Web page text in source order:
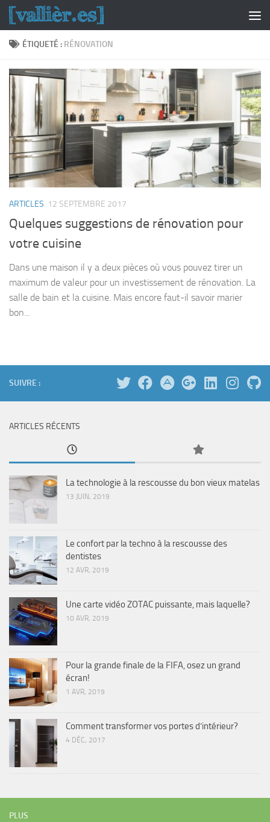
Skip to content
ÉTIQUETÉ : RÉNOVATION
ARTICLES 12 SEPTEMBRE 2017
Quelques suggestions de rénovation pour
votre cuisine
Dans une maison il y a deux pièces où vous pouvez tirer un
maximum de valeur pour un investissement de rénovation. La
salle de bain et la cuisine. Mais encore faut-il savoir marier
bon...
SUIVRE :
ARTICLES RÉCENTS
La technologie à la rescousse du bon vieux matelas
13 JUIN, 2019
Le confort par la techno à la rescousse des
dentistes
12 AVR, 2019
Une carte vidéo ZOTAC puissante, mais laquelle?
10 AVR, 2019
Pour la grande finale de la FIFA, osez un grand
écran!
1 AVR, 2019
Comment transformer vos portes d’intérieur?
4 DÉC, 2017
PLUS